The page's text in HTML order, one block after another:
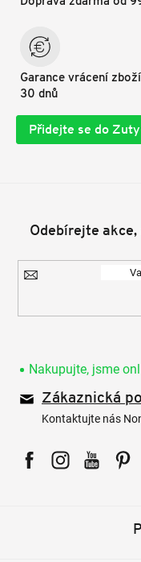
Garance vrácení
30 dnů
Přidejte se do
Odebírejte
Nakupujte, jsme
Zákaznická
Kontaktujte nás